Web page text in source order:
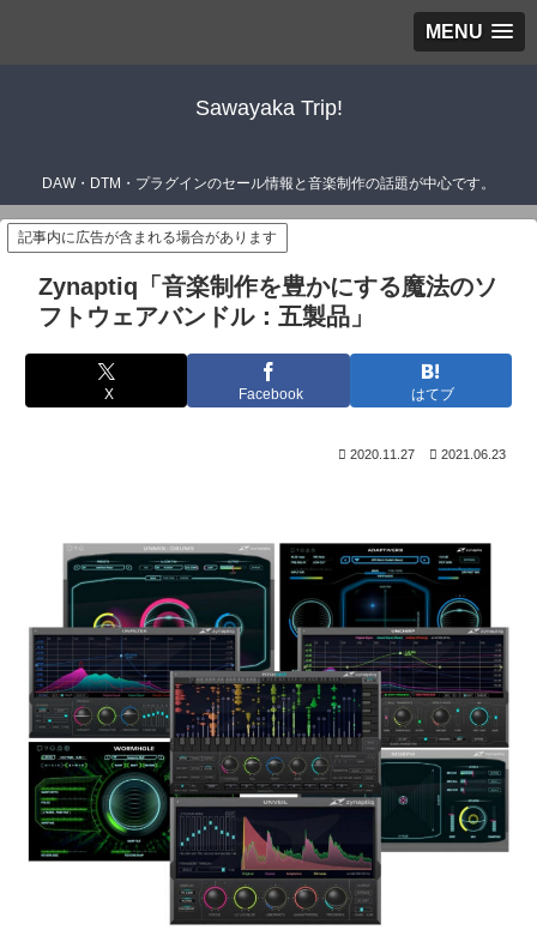
MENU
Sawayaka Trip!
DAW・DTM・プラグインのセール情報と音楽制作の話題が中心です。
記事内に広告が含まれる場合があります
Zynaptiq「音楽制作を豊かにする魔法のソ
フトウェアバンドル：五製品」
X Facebook はてブ
2020.11.27 2021.06.23